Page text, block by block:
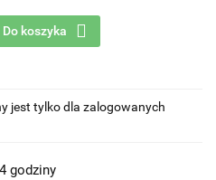
Do koszyka
jest tylko dla zalogowanych
godziny